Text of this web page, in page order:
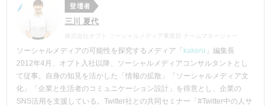
登壇者
三川 夏代
株式会社オプト ソーシャルメディア事業部 チームマネージャー
ソーシャルメディアの可能性を探究するメディア「 kakeru 」編集長
2012年4月、オプト入社以降、ソーシャルメディアコンサルタントとし
て従事。自身の知見を活かした「情報の拡散」「ソーシャルメディア文
化」「企業と生活者のコミュニケーション設計」を得意とし、企業の
SNS活用を支援している。Twitter社との共同セミナー「#Twitter中の人サ